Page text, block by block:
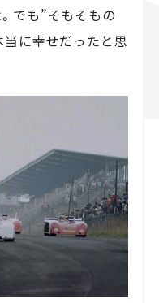
でも”そもそもの
当に幸せだったと思